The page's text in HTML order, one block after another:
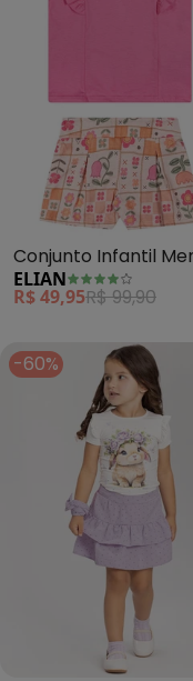
Conjunto Infantil
Floral com Babados
(Rosa)
ELIAN
R$ 49,95R$ 99,90
-60%